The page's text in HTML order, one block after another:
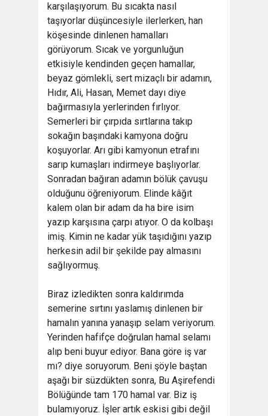
karşılaşıyorum. Bu sıcakta nasıl
taşıyorlar düşüncesiyle ilerlerken, han
köşesinde dinlenen hamalları
görüyorum. Sıcak ve yorgunluğun
etkisiyle kendinden geçen hamallar,
beyaz gömlekli, sert mizaçlı bir adamın,
Hıdır, Ali, Hasan, Memet dayı diye
bağırmasıyla yerlerinden fırlıyor.
Semerleri bir çırpıda sırtlarına takıp
sokağın başındaki kamyona doğru
koşuyorlar. Arı gibi kamyonun etrafını
sarıp kumaşları indirmeye başlıyorlar.
Sonradan bağıran adamın bölük çavuşu
olduğunu öğreniyorum. Elinde kâğıt
kalem olan bir adam da ha bire isim
yazıp karşısına çarpı atıyor. O da kolbaşı
imiş. Kimin ne kadar yük taşıdığını yazıp
herkesin adil bir şekilde pay almasını
sağlıyormuş.
Biraz izledikten sonra kaldırımda
semerine sırtını yaslamış dinlenen bir
hamalın yanına yanaşıp selam veriyorum.
Yerinden hafifçe doğrulan hamal selamı
alıp beni buyur ediyor. Bana göre iş var
mı? diye soruyorum. Beni şöyle baştan
aşağı bir süzdükten sonra, Bu Aşirefendi
Bölüğünde tam 170 hamal var. Biz iş
bulamıyoruz. İşler artık eskisi gibi değil